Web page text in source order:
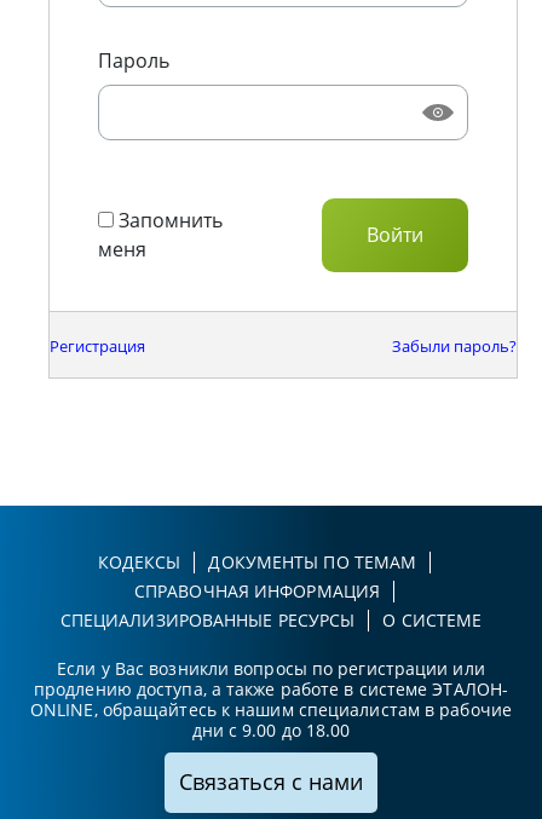
Пароль
Запомнить
меня
Регистрация Забыли пароль?
КОДЕКСЫ
ДОКУМЕНТЫ ПО ТЕМАМ
СПРАВОЧНАЯ ИНФОРМАЦИЯ
СПЕЦИАЛИЗИРОВАННЫЕ РЕСУРСЫ
О СИСТЕМЕ
Если у Вас возникли вопросы по регистрации или
продлению доступа, а также работе в системе ЭТАЛОН-
ONLINE, обращайтесь к нашим специалистам в рабочие
дни с 9.00 до 18.00
Связаться с нами